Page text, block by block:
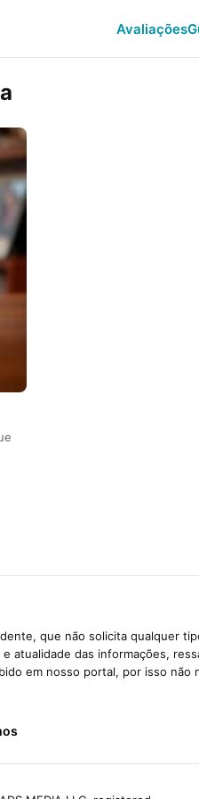
Avaliações
que não solicita qualquer
atualidade das informações,
em nosso portal, por isso